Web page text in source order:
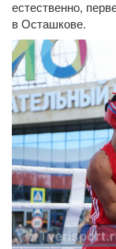
естественно,
в Осташкове.